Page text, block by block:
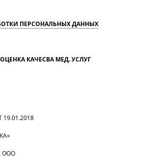
ПЕРСОНАЛЬНЫХ ДАННЫХ
19.01.2018
OOO